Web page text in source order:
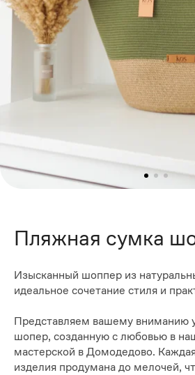
Пляжная сумка
Изысканный шоппер из
идеальное сочетание стиля и
Представляем вашему вниманию
шопер, созданную с любовью в
мастерской в Домодедово.
изделия продумана до мелочей,